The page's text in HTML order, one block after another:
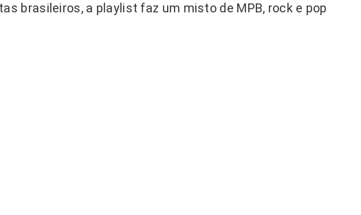
brasileiros, a playlist faz um misto de MPB, rock e pop